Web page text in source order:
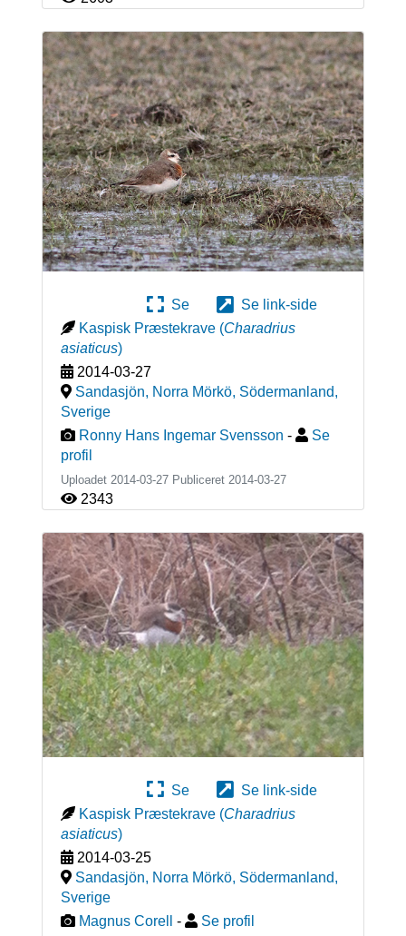
Se
Se link-side
Kaspisk Præstekrave (Charadrius
asiaticus)
2014-03-27
Sandasjön, Norra Mörkö, Södermanland,
Sverige
Ronny Hans Ingemar Svensson -
Se
profil
Uploadet 2014-03-27 Publiceret 2014-03-27
2343
Se
Se link-side
Kaspisk Præstekrave (Charadrius
asiaticus)
2014-03-25
Sandasjön, Norra Mörkö, Södermanland,
Sverige
Magnus Corell
- Se profil